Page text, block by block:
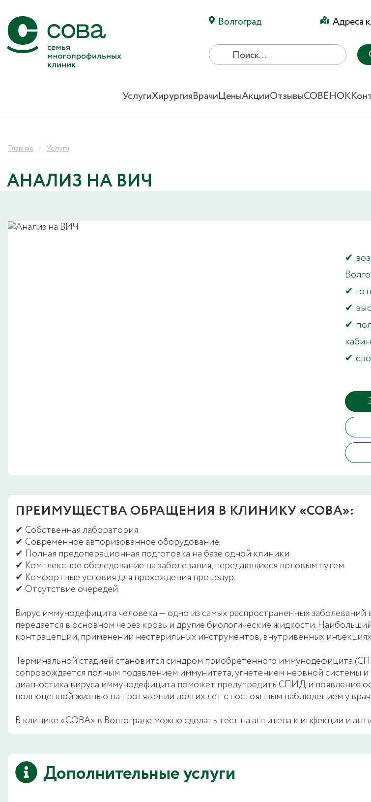
Волгоград Адреса
УслугиХирургияВрачиЦеныАкцииОтзывыСОВЁНОК
Главная Услуги
АНАЛИЗ НА ВИЧ
✔
✔
✔
✔
✔
ПРЕИМУЩЕСТВА ОБРАЩЕНИЯ В КЛИНИКУ «СОВА»:
✔ Собственная лаборатория.
✔ Современное авторизованное оборудование.
✔ Полная предоперационная подготовка на базе одной клиники.
✔ Комплексное обследование на заболевания, передающиеся половым путем.
✔ Комфортные условия для прохождения процедур.
✔ Отсутствие очередей.
Вирус иммунодефицита человека — одно из самых распространенных
передается в основном через кровь и другие биологические жидкости.
контрацепции, применении нестерильных инструментов, внутривенных
Терминальной стадией становится синдром приобретенного иммунодефицита
сопровождается полным подавлением иммунитета, угнетением нервной системы
диагностика вируса иммунодефицита поможет предупредить СПИД и появление
полноценной жизнью на протяжении долгих лет с постоянным наблюдением у
В клинике «СОВА» в Волгограде можно сделать тест на антитела к инфекции и
Дополнительные услуги